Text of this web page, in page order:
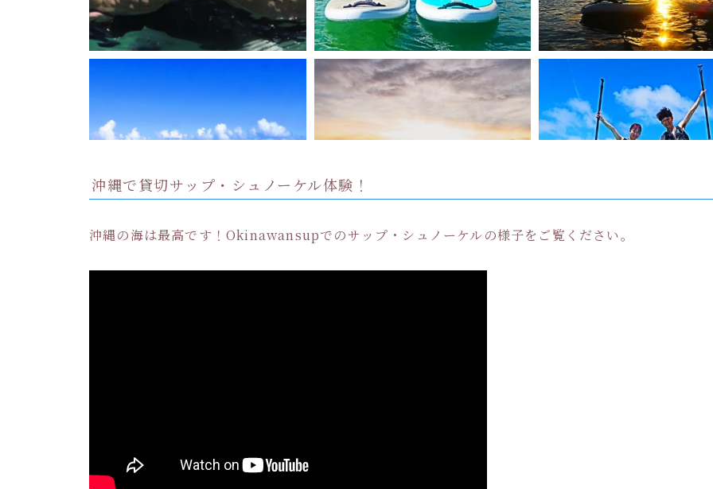
沖縄で貸切サップ・シュノーケル体験！
沖縄の海は最高です！Okinawansupでのサップ・シュノーケルの様子をご覧ください。